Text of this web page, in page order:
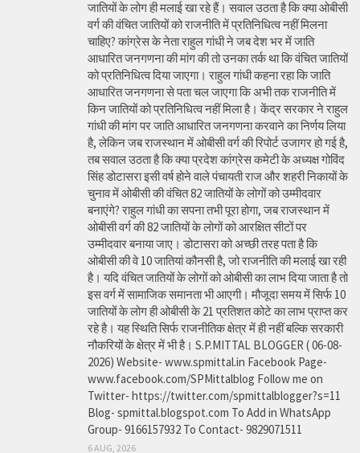
जातियों के लोग ही मलाई खा रहे हैं। सवाल उठता है कि क्या ओबीसी
वर्ग की वंचित जातियों को राजनीति में प्रतिनिधित्व नहीं मिलना
चाहिए? कांग्रेस के नेता राहुल गांधी ने जब देश भर में जाति
आधारित जनगणना की मांग की तो उनका तर्क था कि वंचित जातियों
को प्रतिनिधित्व दिया जाएगा। राहुल गांधी कहना रहा कि जाति
आधारित जनगणना से पता चल जाएगा कि अभी तक राजनीति में
किन जातियों को प्रतिनिधित्व नहीं मिला है। केंद्र सरकार ने राहुल
गांधी की मांग पर जाति आधारित जनगणना करवाने का निर्णय लिया
है, लेकिन जब राजस्थान में ओबीसी वर्ग की रिपोर्ट उजागर हो गई है,
तब सवाल उठता है कि क्या प्रदेश कांग्रेस कमेटी के अध्यक्ष गोविंद
सिंह डोटासरा इसी वर्ष होने वाले पंचायती राज और शहरी निकायों के
चुनाव में ओबीसी की वंचित 82 जातियों के लोगों को उम्मीदवार
बनाएंगे? राहुल गांधी का सपना तभी पूरा होगा, जब राजस्थान में
ओबीसी वर्ग की 82 जातियों के लोगों को आरक्षित सीटों पर
उम्मीदवार बनाया जाए। डोटासरा को अच्छी तरह पता है कि
ओबीसी की वे 10 जातियां कौनसी है, जो राजनीति की मलाई खा रही
है। यदि वंचित जातियों के लोगों को ओबीसी का लाभ दिया जाता है तो
इस वर्ग में सामाजिक समानता भी आएगी। मौजूदा समय में सिर्फ 10
जातियों के लोग ही ओबीसी के 21 प्रतिशत कोटे का लाभ प्राप्त कर
रहे है। यह स्थिति सिर्फ राजनीतिक क्षेत्र में ही नहीं बल्कि सरकारी
नौकरियों के क्षेत्र में भी है। S.P.MITTAL BLOGGER ( 06-08-
2026) Website- www.spmittal.in Facebook Page-
www.facebook.com/SPMittalblog Follow me on
Twitter- https://twitter.com/spmittalblogger?s=11
Blog- spmittal.blogspot.com To Add in WhatsApp
Group- 9166157932 To Contact- 9829071511
6 AUG, 2026